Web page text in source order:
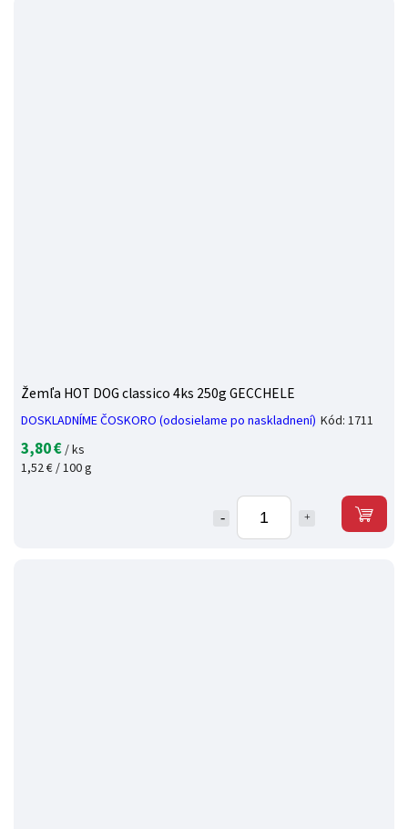
Žemľa HOT DOG classico 4ks 250g GECCHELE
DOSKLADNÍME ČOSKORO (odosielame po naskladnení) Kód: 1711
3,80 €/ ks
1,52 € / 100 g